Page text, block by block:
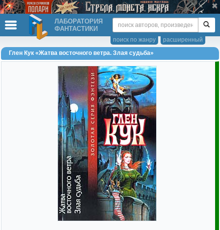
ЛАБОРАТОРИЯ
ФАНТАСТИКИ
расширенный
поиск по жанру
Глен Кук «Жатва восточного ветра. Злая судьба»